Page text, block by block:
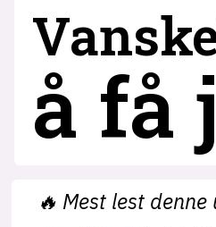
å få
🔥 Mest lest denne